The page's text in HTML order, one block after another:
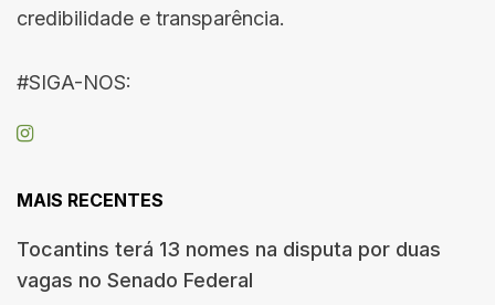
credibilidade e transparência.
#SIGA-NOS:
MAIS RECENTES
Tocantins terá 13 nomes na disputa por duas
vagas no Senado Federal